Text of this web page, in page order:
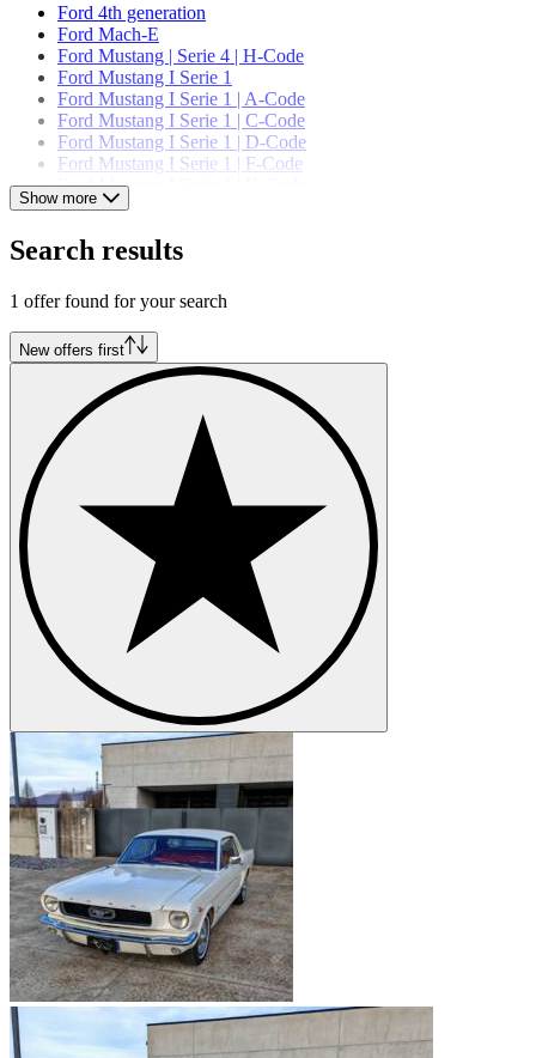
Ford 4th generation
Ford Mach-E
Ford Mustang | Serie 4 | H-Code
Ford Mustang I Serie 1
Ford Mustang I Serie 1 | A-Code
Ford Mustang I Serie 1 | C-Code
Ford Mustang I Serie 1 | D-Code
Ford Mustang I Serie 1 | F-Code
Ford Mustang I Serie 1 | K-Code
Ford Mustang I Serie 1 | T-Code
Ford Mustang I Serie 2
Ford Mustang I Serie 2 | C-Code
Ford Mustang I Serie 2 | J-Code
Ford Mustang I Serie 2 | K-Code
Ford Mustang I Serie 2 | R-Code
Ford Mustang I Serie 2 | S-Code
Ford Mustang I Serie 2 | T-Code
Ford Mustang I Serie 2 | W-Code
Ford Mustang I Serie 2 | X-Code
Ford Mustang I Serie 3
Ford Mustang I Serie 3 | F-Code
Ford Mustang I Serie 3 | G-Code
Ford Mustang I Serie 3 | H-Code
Ford Mustang I Serie 3 | L-Code
Ford Mustang I Serie 3 | M-Code
Ford Mustang I Serie 3 | O-Code
Ford Mustang I Serie 3 | Q-Code
Ford Mustang I Serie 3 | R-Code
Ford Mustang I Serie 3 | S-Code
Ford Mustang I Serie 3 | T-Code
Ford Mustang I Serie 3 | Z-Code
Ford Mustang I Serie 4
Ford Mustang I Serie 4 | C-Code
Ford Mustang I Serie 4 | F-Code
Ford Mustang I Serie 4 | H-Code
Ford Mustang I Serie 4 | J-Code (Ram Air)
Ford Mustang I Serie 4 | L-Code
Ford Mustang I Serie 4 | M-Code
Ford Mustang I Serie 4 | Q-Code
Ford Mustang I Serie 4 | R-Code
Ford Mustang II
Ford Mustang III
Ford Mustang IIII
Ford Mustang IV
Ford Mustang V
Ford Mustang VI
Ford Mustang VII
Show more
Search results
1 offer found for your search
New offers first